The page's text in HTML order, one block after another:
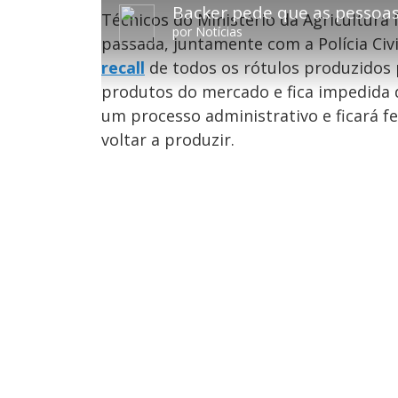
Backer pede que as
por Notícias
y t
a
r
1
0
s
g
n
d
s
n
ç
a
1
0
e
u
n
o
s
.
1
%
Técnicos do Ministério da Agricultura
passada, juntamente com a Polícia
recallde todos os rótulos produzidos
produtos do mercado e fica impedida
um processo administrativo e ficará
voltar a produzir.